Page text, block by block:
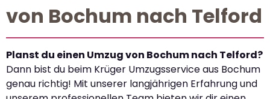
von Bochum nach Telford
Planst du einen Umzug von Bochum nach Telford?
Dann bist du beim Krüger Umzugsservice aus Bochum
genau richtig! Mit unserer langjährigen Erfahrung und